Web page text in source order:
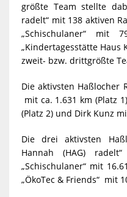
größte Team stellte
radelt“ mit 138 aktiven
„Schischulaner“ mit
„Kindertagesstätte Haus
zweit- bzw. drittgrößte
Die aktivsten Haßlocher
mit ca. 1.631 km (Platz
(Platz 2) und Dirk Kunz
Die drei aktivsten
Hannah (HAG)
„Schischulaner“ mit
„ÖkoTec & Friends“ mit